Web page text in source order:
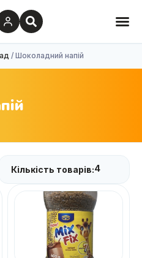
/ Шоколадний напій
Кількість товарів:4